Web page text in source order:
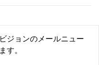
ジョンのメールニュー
す。